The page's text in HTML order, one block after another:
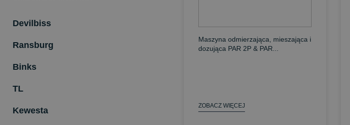
Devilbiss
Ransburg
Binks
TL
Kewesta
Maszyna odmierzająca, mieszająca i
dozująca PAR 2P & PAR...
ZOBACZ WIĘCEJ